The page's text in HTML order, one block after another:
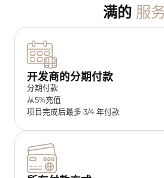
满的 服
开发商的分期付款
分期付款
从5%充值
项目完成后最多 3/4 年付款